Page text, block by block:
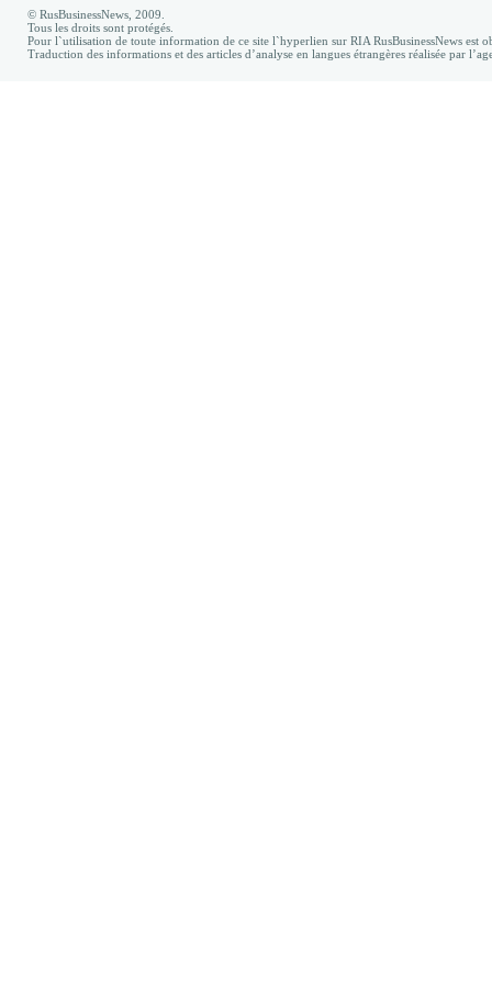
© RusBusinessNews, 2009.
Tous les droits sont protégés.
Pour l`utilisation de toute information de ce site l`hyperlien sur RIA RusBusinessNews est
Traduction des informations et des articles d’analyse en langues étrangères réalisée par